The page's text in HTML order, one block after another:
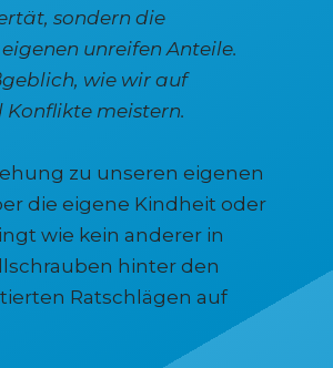
sondern die
unreifen Anteile.
wie wir auf
Konflikte meistern.
zu unseren eigenen
die eigene Kindheit oder
wie kein anderer in
hinter den
Ratschlägen auf